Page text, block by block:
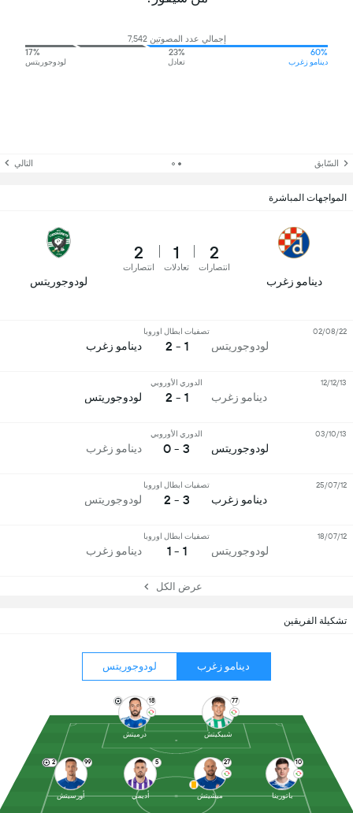
تشكيلة الفريقين
دينامو زغرب لودوجوريتس
99
2
أورسيتش
5
أديمي
27
ميشيتش
10
باتورينا
18
درميتش
77
شبيكيتش
إجمالي عدد المصوتين 7,542
60%
دينامو زغرب
23%
تعادل
17%
لودوجوريتس
السّابق التالي
المواجهات المباشرة
دينامو زغرب
2
انتصارات
1
تعادلات
2
انتصارات
لودوجوريتس
لودوجوريتس
تصفيات ابطال اوروبا
1 - 2 دينامو زغرب
02/08/22
دينامو زغرب
الدوري الأوروبي
1 - 2 لودوجوريتس
12/12/13
لودوجوريتس
الدوري الأوروبي
3 - 0 دينامو زغرب
03/10/13
دينامو زغرب
تصفيات ابطال اوروبا
3 - 2 لودوجوريتس
25/07/12
لودوجوريتس
تصفيات ابطال اوروبا
1 - 1 دينامو زغرب
18/07/12
عرض الكل